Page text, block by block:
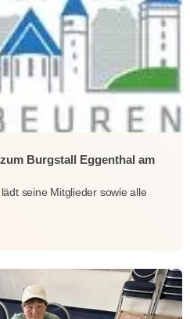
Burgstall Eggenthal am
seine Mitglieder sowie alle